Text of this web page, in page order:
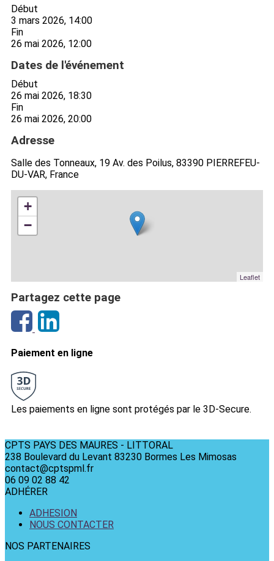
Début
3 mars 2026, 14:00
Fin
26 mai 2026, 12:00
Dates de l'événement
Début
26 mai 2026, 18:30
Fin
26 mai 2026, 20:00
Adresse
Salle des Tonneaux, 19 Av. des Poilus, 83390 PIERREFEU-
DU-VAR, France
+
−
Leaflet
Partagez cette page
Paiement en ligne
Les paiements en ligne sont protégés par le 3D-Secure.
CPTS PAYS DES MAURES - LITTORAL
238 Boulevard du Levant 83230 Bormes Les Mimosas
contact@cptspml.fr
06 09 02 88 42
ADHÉRER
ADHESION
NOUS CONTACTER
NOS PARTENAIRES